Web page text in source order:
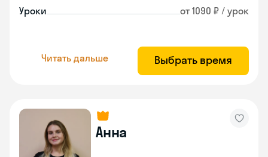
Уроки от 1090 ₽ / урок
Читать дальше Выбрать время
Анна